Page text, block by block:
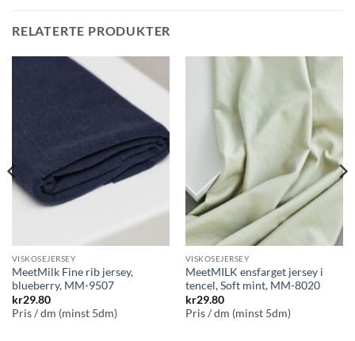
RELATERTE PRODUKTER
VISKOSEJERSEY
MeetMilk Fine rib jersey,
blueberry, MM-9507
kr29.80
Pris / dm (minst 5dm)
VISKOSEJERSEY
MeetMILK ensfarget jersey i
tencel, Soft mint, MM-8020
kr29.80
Pris / dm (minst 5dm)